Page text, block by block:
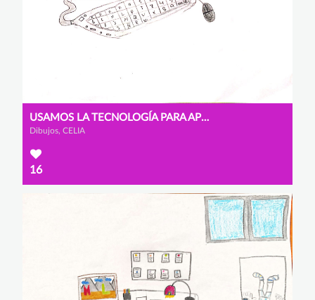
USAMOS LA TECNOLOGÍA PARA APRENDER
Dibujos, CELIA
16